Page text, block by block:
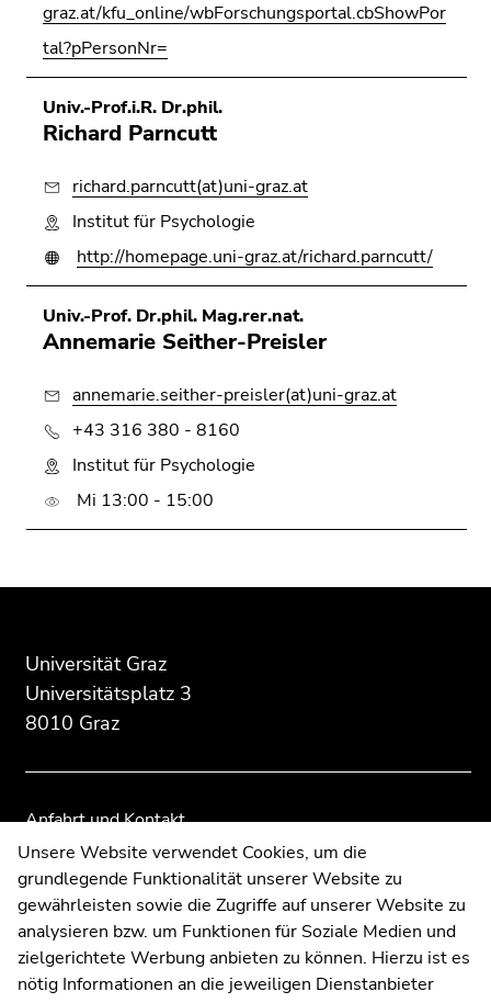
graz.at/kfu_online/wbForschungsportal.cbShowPor
tal?pPersonNr=
Univ.-Prof.i.R. Dr.phil.
Richard Parncutt
richard.parncutt(at)uni-graz.at
Institut für Psychologie
http://homepage.uni-graz.at/richard.parncutt/
Univ.-Prof. Dr.phil. Mag.rer.nat.
Annemarie Seither-Preisler
annemarie.seither-preisler(at)uni-graz.at
+43 316 380 - 8160
Institut für Psychologie
Mi 13:00 - 15:00
Seitenbereichs:
Zusatzinformationen:
Universität Graz
Universitätsplatz 3
8010 Graz
Anfahrt und Kontakt
Kommunikation und Öffentlichkeitsarbeit
Moodle
UNIGRAZonline
Impressum
Datenschutzerklärung
Cookie-Einstellungen
Seitenbereichs.
Übersicht
Seitenbereichs.
Übersicht
Unsere Website verwendet Cookies, um die
grundlegende Funktionalität unserer Website zu
gewährleisten sowie die Zugriffe auf unserer Website zu
analysieren bzw. um Funktionen für Soziale Medien und
zielgerichtete Werbung anbieten zu können. Hierzu ist es
nötig Informationen an die jeweiligen Dienstanbieter